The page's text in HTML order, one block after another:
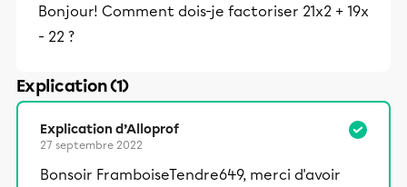
Bonjour! Comment dois-je factoriser 21x2 + 19x
- 22 ?
Explication (1)
Explication d’Alloprof
27 septembre 2022
Bonsoir FramboiseTendre649, merci d'avoir